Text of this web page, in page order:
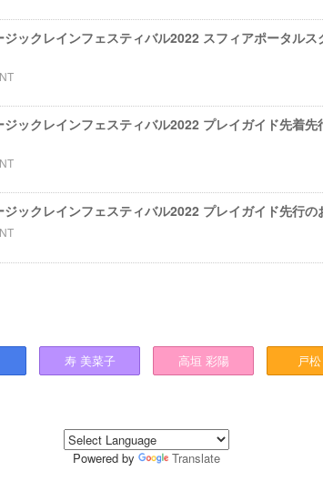
ックレインフェスティバル2022 スフィアポータルス
ックレインフェスティバル2022 プレイガイド先着先
ックレインフェスティバル2022 プレイガイド先行の
寿 美菜子 高垣 彩陽 戸松
Powered by Translate